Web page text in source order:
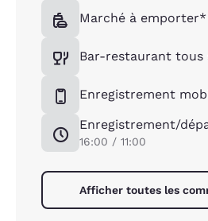
Marché à emporter*
Bar-restaurant tous
Enregistrement
Enregistrement/
16:00 / 11:00
Afficher toutes les